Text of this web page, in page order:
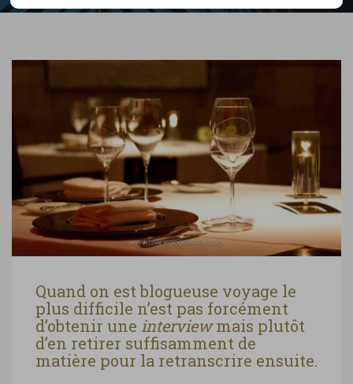
Quand on est blogueuse voyage le
plus difficile n’est pas forcément
d’obtenir une interviewmais plutôt
d’en retirer suffisamment de
matière pour la retranscrire ensuite.